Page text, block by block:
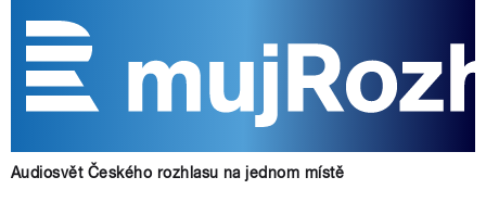
Audiosvět Českého rozhlasu na jednom místě